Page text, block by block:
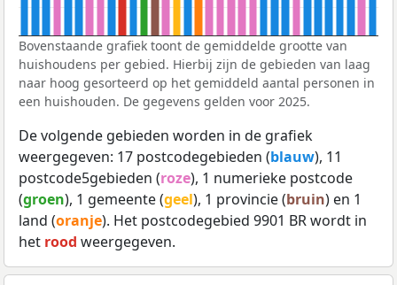
Bovenstaande grafiek toont de gemiddelde grootte van
huishoudens per gebied. Hierbij zijn de gebieden van laag
naar hoog gesorteerd op het gemiddeld aantal personen in
een huishouden. De gegevens gelden voor 2025.
De volgende gebieden worden in de grafiek
weergegeven: 17 postcodegebieden (blauw), 11
postcode5gebieden (roze), 1 numerieke postcode
(groen), 1 gemeente (geel), 1 provincie (bruin) en 1
land (oranje). Het postcodegebied 9901 BR wordt in
het rood weergegeven.